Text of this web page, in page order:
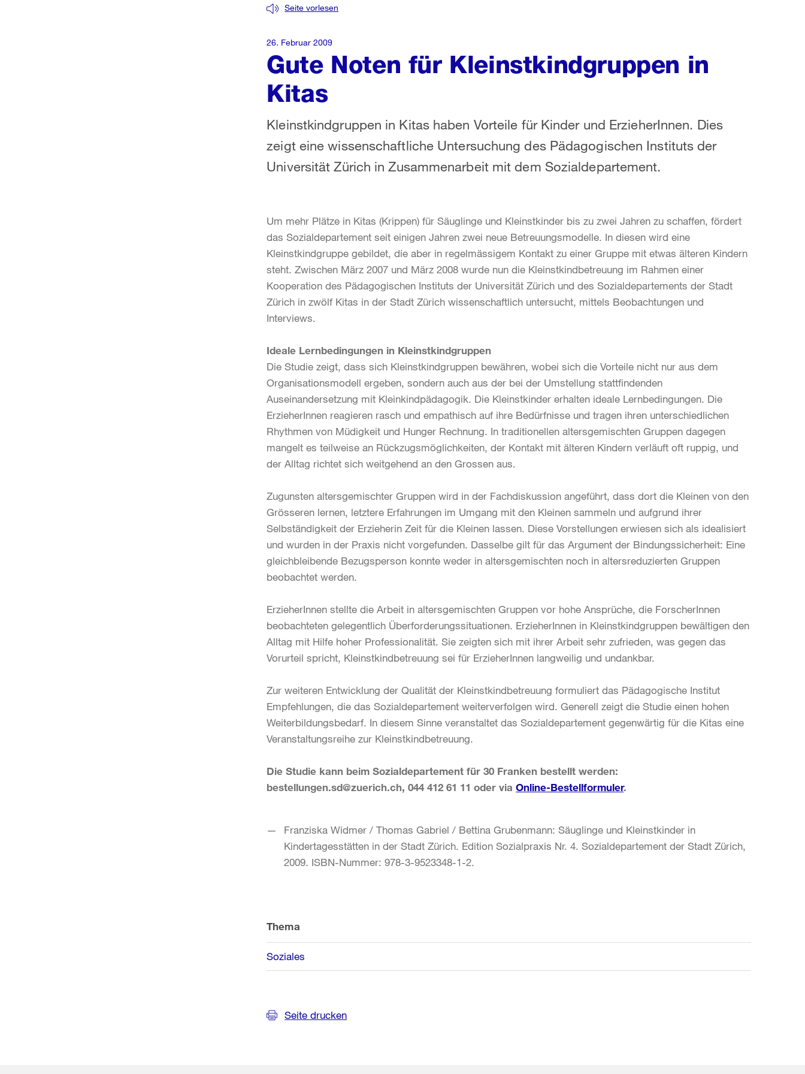
Gute Noten für Kleinstkindgruppen in
Kitas
Seite vorlesen
Kleinstkindgruppen in Kitas haben Vorteile für Kinder und ErzieherInnen. Dies
zeigt eine wissenschaftliche Untersuchung des Pädagogischen Instituts der
Universität Zürich in Zusammenarbeit mit dem Sozialdepartement.
26. Februar 2009
Um mehr Plätze in Kitas (Krippen) für Säuglinge und Kleinstkinder bis zu zwei Jahren zu schaffen, fördert
das Sozialdepartement seit einigen Jahren zwei neue Betreuungsmodelle. In diesen wird eine
Kleinstkindgruppe gebildet, die aber in regelmässigem Kontakt zu einer Gruppe mit etwas älteren Kindern
steht. Zwischen März 2007 und März 2008 wurde nun die Kleinstkindbetreuung im Rahmen einer
Kooperation des Pädagogischen Instituts der Universität Zürich und des Sozialdepartements der Stadt
Zürich in zwölf Kitas in der Stadt Zürich wissenschaftlich untersucht, mittels Beobachtungen und
Interviews.
Ideale Lernbedingungen in Kleinstkindgruppen
Die Studie zeigt, dass sich Kleinstkindgruppen bewähren, wobei sich die Vorteile nicht nur aus dem
Organisationsmodell ergeben, sondern auch aus der bei der Umstellung stattfindenden
Auseinandersetzung mit Kleinkindpädagogik. Die Kleinstkinder erhalten ideale Lernbedingungen. Die
ErzieherInnen reagieren rasch und empathisch auf ihre Bedürfnisse und tragen ihren unterschiedlichen
Rhythmen von Müdigkeit und Hunger Rechnung. In traditionellen altersgemischten Gruppen dagegen
mangelt es teilweise an Rückzugsmöglichkeiten, der Kontakt mit älteren Kindern verläuft oft ruppig, und
der Alltag richtet sich weitgehend an den Grossen aus.
Zugunsten altersgemischter Gruppen wird in der Fachdiskussion angeführt, dass dort die Kleinen von den
Grösseren lernen, letztere Erfahrungen im Umgang mit den Kleinen sammeln und aufgrund ihrer
Selbständigkeit der Erzieherin Zeit für die Kleinen lassen. Diese Vorstellungen erwiesen sich als idealisiert
und wurden in der Praxis nicht vorgefunden. Dasselbe gilt für das Argument der Bindungssicherheit: Eine
gleichbleibende Bezugsperson konnte weder in altersgemischten noch in altersreduzierten Gruppen
beobachtet werden.
ErzieherInnen stellte die Arbeit in altersgemischten Gruppen vor hohe Ansprüche, die ForscherInnen
beobachteten gelegentlich Überforderungssituationen. ErzieherInnen in Kleinstkindgruppen bewältigen den
Alltag mit Hilfe hoher Professionalität. Sie zeigten sich mit ihrer Arbeit sehr zufrieden, was gegen das
Vorurteil spricht, Kleinstkindbetreuung sei für ErzieherInnen langweilig und undankbar.
Zur weiteren Entwicklung der Qualität der Kleinstkindbetreuung formuliert das Pädagogische Institut
Empfehlungen, die das Sozialdepartement weiterverfolgen wird. Generell zeigt die Studie einen hohen
Weiterbildungsbedarf. In diesem Sinne veranstaltet das Sozialdepartement gegenwärtig für die Kitas eine
Veranstaltungsreihe zur Kleinstkindbetreuung.
Die Studie kann beim Sozialdepartement für 30 Franken bestellt werden:
bestellungen.sd@zuerich.ch, 044 412 61 11 oder viaOnline-Bestellformuler.
Franziska Widmer / Thomas Gabriel / Bettina Grubenmann: Säuglinge und Kleinstkinder in
Kindertagesstätten in der Stadt Zürich. Edition Sozialpraxis Nr. 4. Sozialdepartement der Stadt Zürich,
2009. ISBN-Nummer: 978-3-9523348-1-2.
Informationen
Thema
Soziales
Seite drucken